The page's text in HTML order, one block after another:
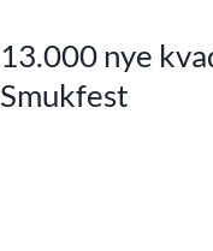
13.000 nye
Smukfest